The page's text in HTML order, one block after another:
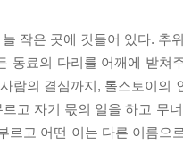
작은 곳에 깃들어 있다. 추
동료의 다리를 어깨에 받쳐
람의 결심까지, 톨스토이의
고 자기 몫의 일을 하고 무
르고 어떤 이는 다른 이름